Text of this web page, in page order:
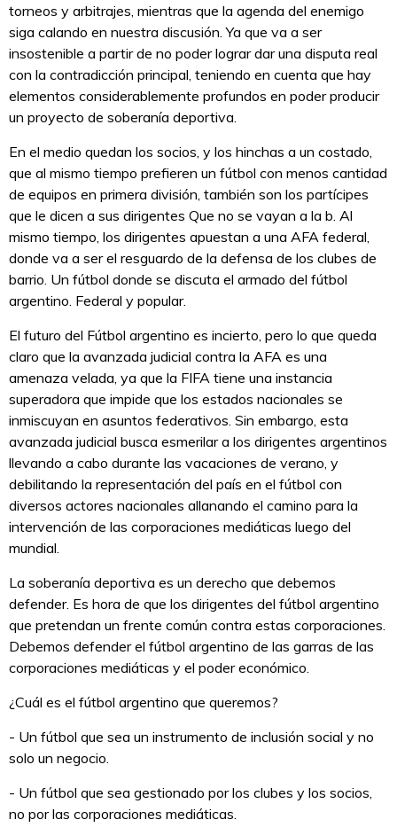
torneos y arbitrajes, mientras que la agenda del enemigo
siga calando en nuestra discusión. Ya que va a ser
insostenible a partir de no poder lograr dar una disputa real
con la contradicción principal, teniendo en cuenta que hay
elementos considerablemente profundos en poder producir
un proyecto de soberanía deportiva.
En el medio quedan los socios, y los hinchas a un costado,
que al mismo tiempo prefieren un fútbol con menos cantidad
de equipos en primera división, también son los partícipes
que le dicen a sus dirigentes Que no se vayan a la b. Al
mismo tiempo, los dirigentes apuestan a una AFA federal,
donde va a ser el resguardo de la defensa de los clubes de
barrio. Un fútbol donde se discuta el armado del fútbol
argentino. Federal y popular.
El futuro del Fútbol argentino es incierto, pero lo que queda
claro que la avanzada judicial contra la AFA es una
amenaza velada, ya que la FIFA tiene una instancia
superadora que impide que los estados nacionales se
inmiscuyan en asuntos federativos. Sin embargo, esta
avanzada judicial busca esmerilar a los dirigentes argentinos
llevando a cabo durante las vacaciones de verano, y
debilitando la representación del país en el fútbol con
diversos actores nacionales allanando el camino para la
intervención de las corporaciones mediáticas luego del
mundial.
La soberanía deportiva es un derecho que debemos
defender. Es hora de que los dirigentes del fútbol argentino
que pretendan un frente común contra estas corporaciones.
Debemos defender el fútbol argentino de las garras de las
corporaciones mediáticas y el poder económico.
¿Cuál es el fútbol argentino que queremos?
- Un fútbol que sea un instrumento de inclusión social y no
solo un negocio.
- Un fútbol que sea gestionado por los clubes y los socios,
no por las corporaciones mediáticas.